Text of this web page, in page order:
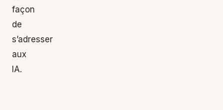
façon
de
s’adresser
aux
IA.